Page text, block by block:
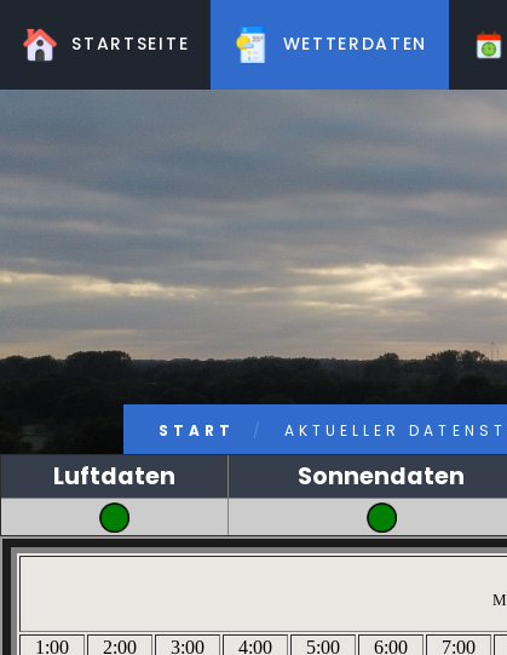
STARTSEITE WETTERDATEN
START AKTUELLER
Luftdaten Sonnendaten